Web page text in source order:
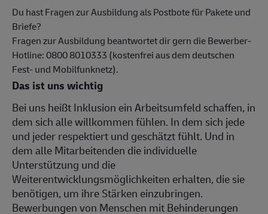
Du hast Fragen zur Ausbildung als Postbote für Pakete und
Briefe?
Fragen zur Ausbildung beantwortet dir gern die Bewerber-
Hotline: 0800 8010333 (kostenfrei aus dem deutschen
Fest- und Mobilfunknetz).
Das ist uns wichtig
Bei uns heißt Inklusion ein Arbeitsumfeld schaffen, in
dem sich alle willkommen fühlen. In dem sich jede
und jeder respektiert und geschätzt fühlt. Und in
dem alle Mitarbeitenden die individuelle
Unterstützung und die
Weiterentwicklungsmöglichkeiten erhalten, die sie
benötigen, um ihre Stärken einzubringen.
Bewerbungen von Menschen mit Behinderungen